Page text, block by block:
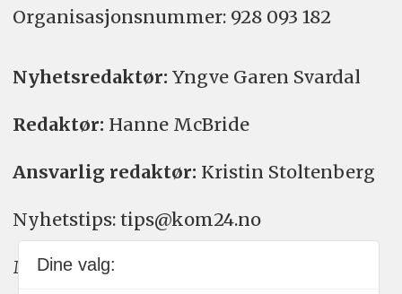
Organisasjons­nummer: 928 093 182
Nyhetsredaktør: Yngve Garen Svardal
Redaktør: Hanne McBride
Ansvarlig redaktør: Kristin Stoltenberg
Nyhetstips: tips@kom24.no
Meninger: meninger@kom24.no
Dine valg: